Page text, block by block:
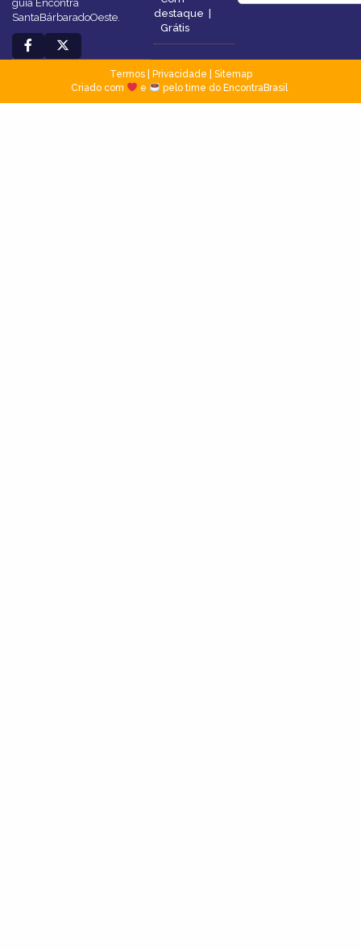
guia Encontra
SantaBárbaradoOeste.
destaque |
Grátis
Termos| Privacidade
Sitemap
Criado com
e pelo time do EncontraBrasil